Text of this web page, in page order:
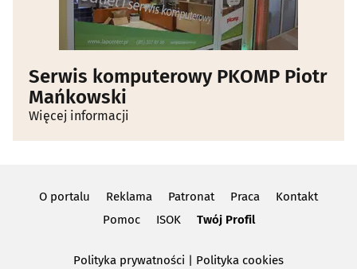
Serwis komputerowy PKOMP Piotr
Mańkowski
Więcej informacji
O portalu Reklama Patronat Praca
Kontakt
Pomoc
ISOK Twój Profil
Polityka prywatności | Polityka cookies